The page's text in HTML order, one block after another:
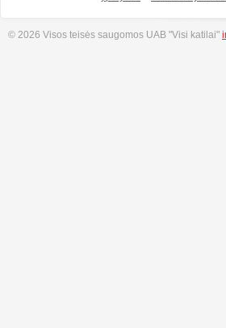
© 2026 Visos teisės saugomos UAB "Visi katilai"